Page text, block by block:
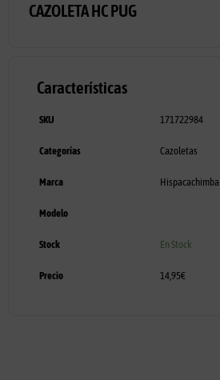
CAZOLETA HC PUG
Características
SKU 171722984
Categorías Cazoletas
Marca Hispacachimba
Modelo
Stock En Stock
Precio 14,95€